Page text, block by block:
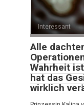
Interessant
Alle
Wahrheit
hat das
wirklich